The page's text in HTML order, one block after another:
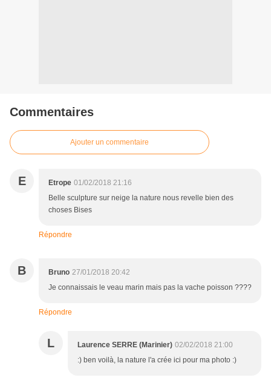
Commentaires
Ajouter un commentaire
E Etrope 01/02/2018 21:16
Belle sculpture sur neige la nature nous revelle bien des
choses Bises
Répondre
B Bruno 27/01/2018 20:42
Je connaissais le veau marin mais pas la vache poisson ????
Répondre
L Laurence SERRE (Marinier) 02/02/2018 21:00
:) ben voilà, la nature l'a crée ici pour ma photo :)